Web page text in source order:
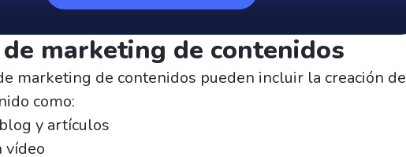
marketing de contenidos
marketing de contenidos pueden incluir la creación de
como:
y artículos
vídeo